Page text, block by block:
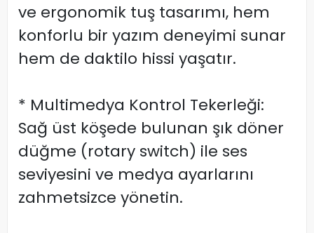
ve ergonomik tuş tasarımı, hem
konforlu bir yazım deneyimi sunar
hem de daktilo hissi yaşatır.
* Multimedya Kontrol Tekerleği:
Sağ üst köşede bulunan şık döner
düğme (rotary switch) ile ses
seviyesini ve medya ayarlarını
zahmetsizce yönetin.